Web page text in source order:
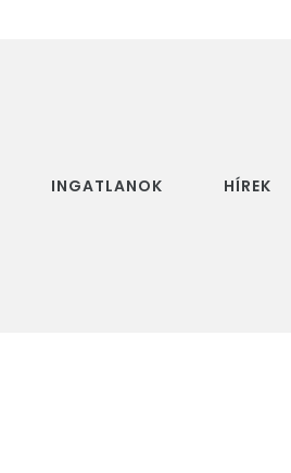
INGATLANOK HÍREK